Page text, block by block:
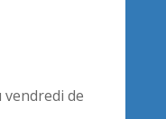
vendredi de